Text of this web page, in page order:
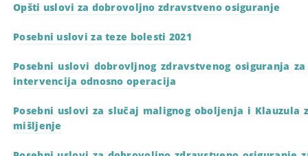
Opšti uslovi za dobrovoljno zdravstveno osiguranje
Posebni uslovi za teze bolesti 2021
Posebni uslovi dobrovljnog zdravstvenog osiguranja
intervencija odnosno operacija
Posebni uslovi za slučaj malignog oboljenja i Klauzula
mišljenje